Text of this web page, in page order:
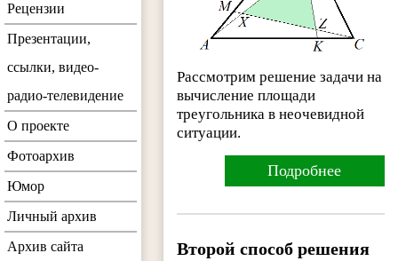
Рассмотрим решение задачи на
вычисление площади
треугольника в неочевидной
ситуации.
Подробнее
Второй способ решения
Рецензии
Презентации,
ссылки, видео-
радио-телевидение
О проекте
Фотоархив
Юмор
Личный архив
Архив сайта